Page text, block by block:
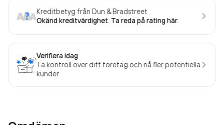
Kreditbetyg från Dun & Bradstreet
Okänd kreditvärdighet. Ta reda på rating här.
Verifiera idag
Ta kontroll över ditt företag och nå fler potentiella
kunder